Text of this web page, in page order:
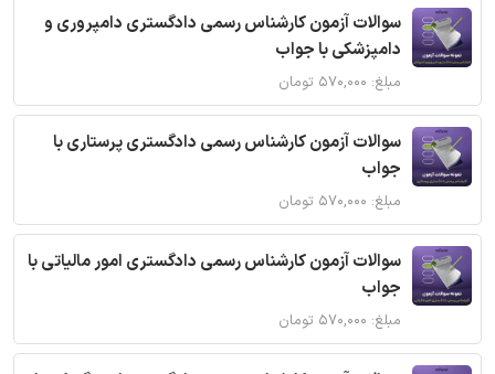
سوالات آزمون کارشناس رسمی دادگستری دامپروری و
دامپزشکی با جواب
مبلغ: ۵۷۰,۰۰۰ تومان
سوالات آزمون کارشناس رسمی دادگستری پرستاری با
جواب
مبلغ: ۵۷۰,۰۰۰ تومان
سوالات آزمون کارشناس رسمی دادگستری امور مالیاتی با
جواب
مبلغ: ۵۷۰,۰۰۰ تومان